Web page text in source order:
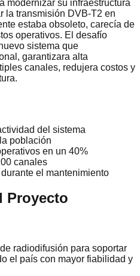
modernizar su infraestructura
la transmisión DVB-T2 en
estaba obsoleto, carecía de
operativos. El desafío
sistema que
garantizara alta
canales, redujera costos y
del sistema
población
en un 40%
canales
el mantenimiento
Proyecto
radiodifusión para soportar
el país con mayor fiabilidad y